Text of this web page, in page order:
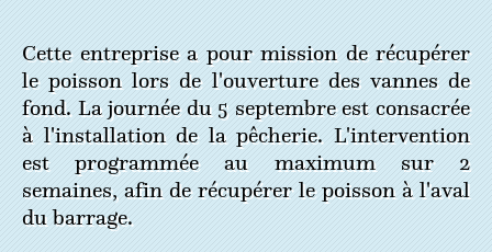
Cette entreprise a pour mission de récupérer
le poisson lors de l'ouverture des vannes de
fond. La journée du 5 septembre est consacrée
à l'installation de la pêcherie. L'intervention
est programmée au maximum sur 2
semaines, afin de récupérer le poisson à l'aval
du barrage.